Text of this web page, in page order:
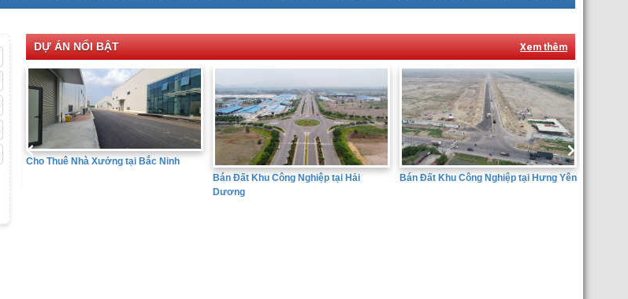
DỰ ÁN NỔI BẬT Xem thêm
Bán Đất Khu Công Nghiệp tại Hưng Yên